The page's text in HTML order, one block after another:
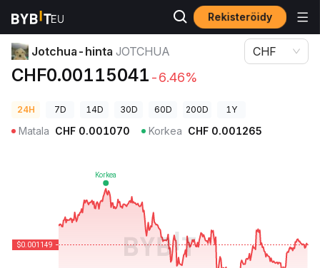
Rekisteröidy
Kryptohinnat Jotchua-hinta JOTCHUA
Jotchua-hinta JOTCHUA
CHF0.00115041 -6.46%
CHF
24H 7D 14D 30D 60D 200D 1Y
Matala CHF 0.001070 Korkea CHF 0.001265